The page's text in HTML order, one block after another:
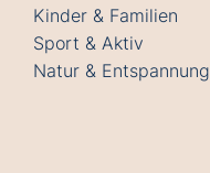
Kinder & Familien
Sport & Aktiv
Natur & Entspannung